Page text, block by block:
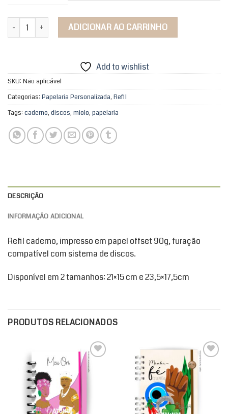
Miolo Caderno - Caderno de Discos quantidade
ADICIONAR AO CARRINHO
Add to wishlist
SKU: Não aplicável
Categorias: Papelaria Personalizada, Refil
Tags: caderno, discos, miolo, papelaria
DESCRIÇÃO
INFORMAÇÃO ADICIONAL
Refil caderno, impresso em papel offset 90g, furação
compatível com sistema de discos.
Disponível em 2 tamanhos: 21×15 cm e 23,5×17,5cm
PRODUTOS RELACIONADOS